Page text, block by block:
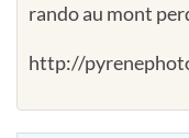
rando au mont
http://